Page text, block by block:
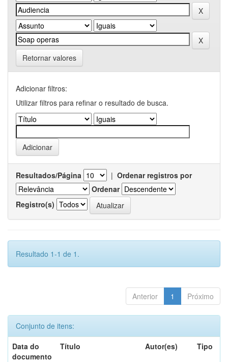
Retornar valores
Adicionar filtros:
Utilizar filtros para refinar o resultado de busca.
Resultados/Página | Ordenar registros por
Ordenar
Registro(s)
Resultado 1-1 de 1.
Anterior 1 Próximo
Conjunto de itens:
Data do
documento
Título Autor(es) Tipo